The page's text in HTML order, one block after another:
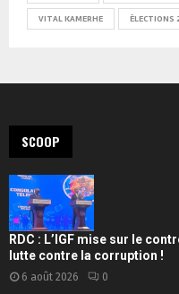
VITAL KAMERHE ÉLECTIONS
SCOOP
RDC : L’IGF mise sur le
lutte contre la corruption !
6 août 2026 0